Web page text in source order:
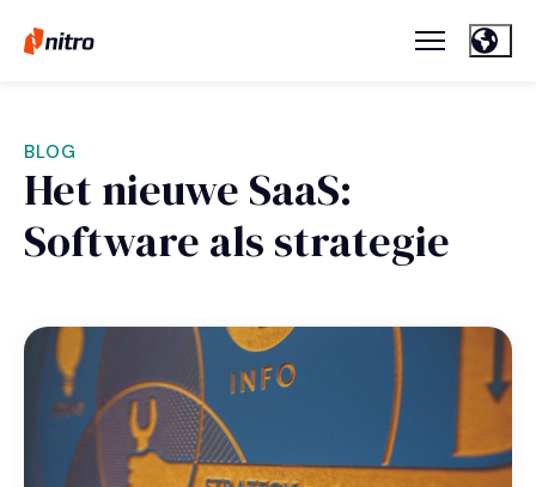
BLOG
Het nieuwe SaaS:
Software als strategie